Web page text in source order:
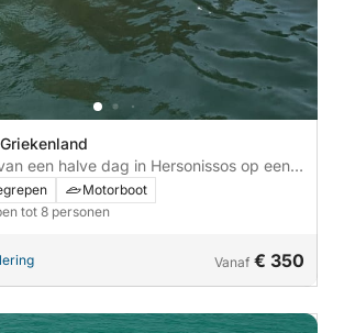
een halve dag in Hersonissos op een
zelf sturen of met onze professionele
Motorboot
tot 8 personen
Vanaf € 350